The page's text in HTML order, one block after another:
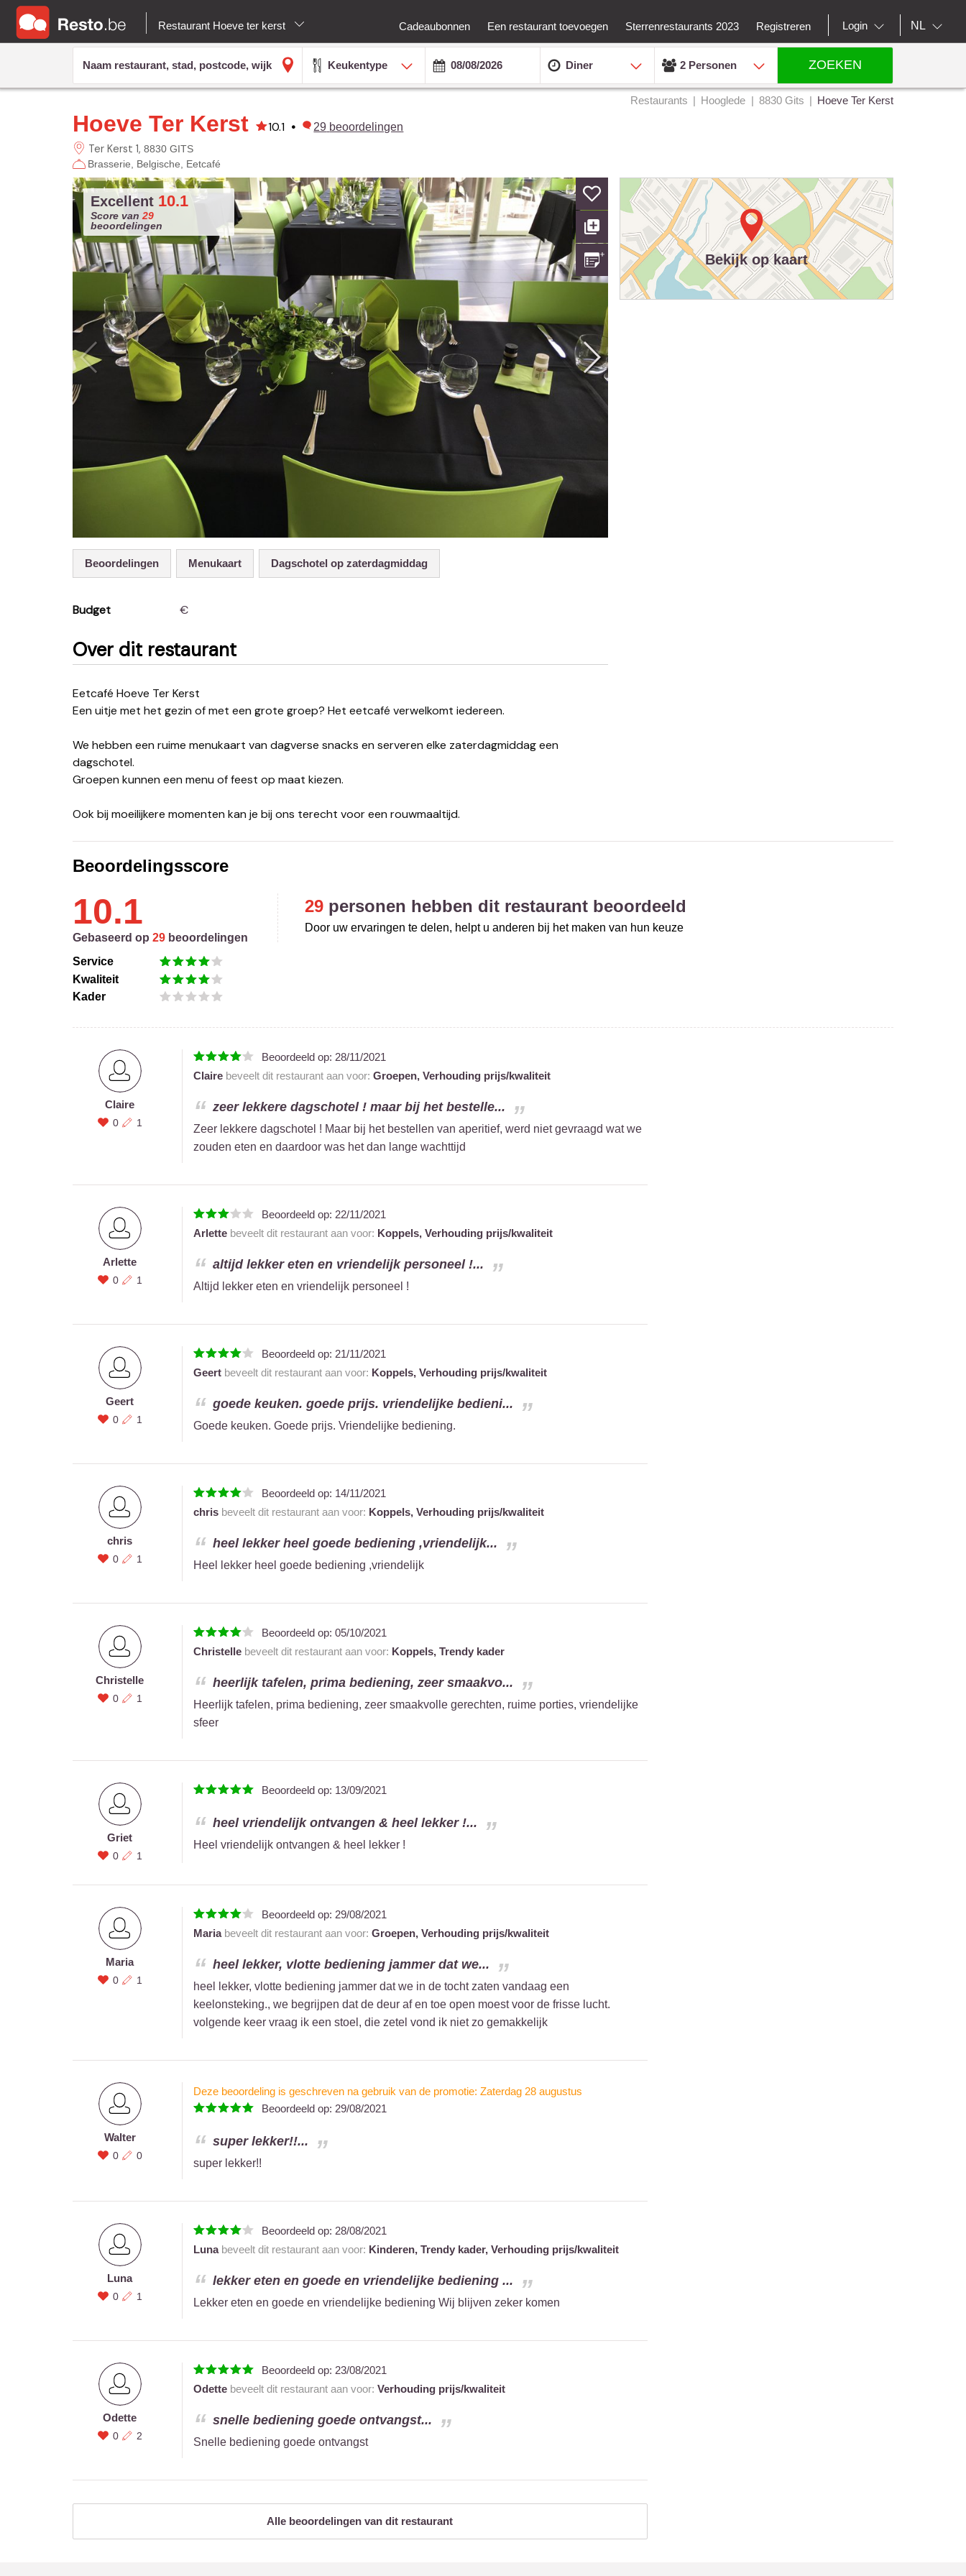
Restaurant Hoeve ter kerst Cadeaubonnen Een restaurant toevoegen Sterrenrestaurants 2023 Registreren Login NL
Keukentype Diner 2 Personen ZOEKEN
Restaurants Hooglede 8830 Gits Hoeve Ter Kerst
Hoeve Ter Kerst 10.1 • 29 beoordelingen
Ter Kerst 1 8830 GITS
Brasserie
Belgische Eetcafé
Excellent 10.1
Score van 29
beoordelingen
Beoordelingen menukaart dagschotel op zaterdagmiddag
Budget €
Over dit restaurant
Eetcafé Hoeve Ter Kerst
Een uitje met het gezin of met een grote groep? Het eetcafé verwelkomt iedereen.
We hebben een ruime menukaart van dagverse snacks en serveren elke zaterdagmiddag een
dagschotel.
Groepen kunnen een menu of feest op maat kiezen.
Ook bij moeilijkere momenten kan je bij ons terecht voor een rouwmaaltijd.
Bekijk op kaart
Beoordelingsscore
10.1
Gebaseerd op 29 beoordelingen
Service
Kwaliteit
Kader
29 personen hebben dit restaurant beoordeeld
Door uw ervaringen te delen, helpt u anderen bij het maken van hun keuze
Claire
0 1
Beoordeeld op: 28/11/2021
Clairebeveelt dit restaurant aan voor: Groepen, Verhouding prijs/kwaliteit
zeer lekkere dagschotel ! maar bij het bestelle...
Zeer lekkere dagschotel ! Maar bij het bestellen van aperitief, werd niet gevraagd wat we
zouden eten en daardoor was het dan lange wachttijd
Arlette
0 1
Beoordeeld op: 22/11/2021
Arlettebeveelt dit restaurant aan voor: Koppels, Verhouding prijs/kwaliteit
altijd lekker eten en vriendelijk personeel !...
Altijd lekker eten en vriendelijk personeel !
Geert
0 1
Beoordeeld op: 21/11/2021
Geertbeveelt dit restaurant aan voor: Koppels, Verhouding prijs/kwaliteit
goede keuken. goede prijs. vriendelijke bedieni...
Goede keuken. Goede prijs. Vriendelijke bediening.
chris
0 1
Beoordeeld op: 14/11/2021
chrisbeveelt dit restaurant aan voor: Koppels, Verhouding prijs/kwaliteit
heel lekker heel goede bediening ,vriendelijk...
Heel lekker heel goede bediening ,vriendelijk
Christelle
0 1
Beoordeeld op: 05/10/2021
Christellebeveelt dit restaurant aan voor: Koppels, Trendy kader
heerlijk tafelen, prima bediening, zeer smaakvo...
Heerlijk tafelen, prima bediening, zeer smaakvolle gerechten, ruime porties, vriendelijke
sfeer
Griet
0 1
Beoordeeld op: 13/09/2021
heel vriendelijk ontvangen & heel lekker !...
Heel vriendelijk ontvangen & heel lekker !
Maria
0 1
Beoordeeld op: 29/08/2021
Mariabeveelt dit restaurant aan voor: Groepen, Verhouding prijs/kwaliteit
heel lekker, vlotte bediening jammer dat we...
heel lekker, vlotte bediening jammer dat we in de tocht zaten vandaag een
keelonsteking., we begrijpen dat de deur af en toe open moest voor de frisse lucht.
volgende keer vraag ik een stoel, die zetel vond ik niet zo gemakkelijk
Walter
0 0
Deze beoordeling is geschreven na gebruik van de promotie: Zaterdag 28 augustus
Beoordeeld op: 29/08/2021
super lekker!!...
super lekker!!
Luna
0 1
Beoordeeld op: 28/08/2021
Lunabeveelt dit restaurant aan voor: Kinderen, Trendy kader, Verhouding prijs/kwaliteit
lekker eten en goede en vriendelijke bediening ...
Lekker eten en goede en vriendelijke bediening Wij blijven zeker komen
Odette
0 2
Beoordeeld op: 23/08/2021
Odettebeveelt dit restaurant aan voor: Verhouding prijs/kwaliteit
snelle bediening goede ontvangst...
Snelle bediening goede ontvangst
Alle beoordelingen van dit restaurant